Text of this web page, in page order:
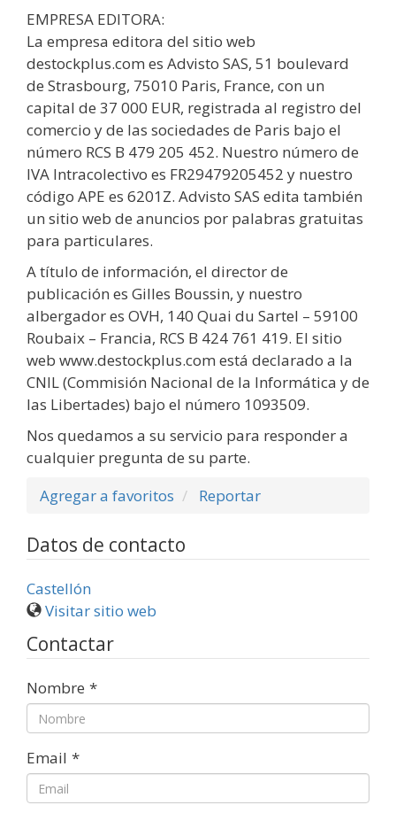
EMPRESA EDITORA:
La empresa editora del sitio web
destockplus.com es Advisto SAS, 51 boulevard
de Strasbourg, 75010 Paris, France, con un
capital de 37 000 EUR, registrada al registro del
comercio y de las sociedades de Paris bajo el
número RCS B 479 205 452. Nuestro número de
IVA Intracolectivo es FR29479205452 y nuestro
código APE es 6201Z. Advisto SAS edita también
un sitio web de anuncios por palabras gratuitas
para particulares.
A título de información, el director de
publicación es Gilles Boussin, y nuestro
albergador es OVH, 140 Quai du Sartel – 59100
Roubaix – Francia, RCS B 424 761 419. El sitio
web www.destockplus.com está declarado a la
CNIL (Commisión Nacional de la Informática y de
las Libertades) bajo el número 1093509.
Nos quedamos a su servicio para responder a
cualquier pregunta de su parte.
Agregar a favoritos
Reportar
Datos de contacto
Castellón
Visitar sitio web
Contactar
Nombre *
Email *